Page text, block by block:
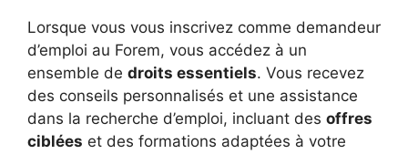
Lorsque vous vous inscrivez comme demandeur
d’emploi au Forem, vous accédez à un
ensemble de droits essentiels. Vous recevez
des conseils personnalisés et une assistance
dans la recherche d’emploi, incluant des offres
ciblées et des formations adaptées à votre